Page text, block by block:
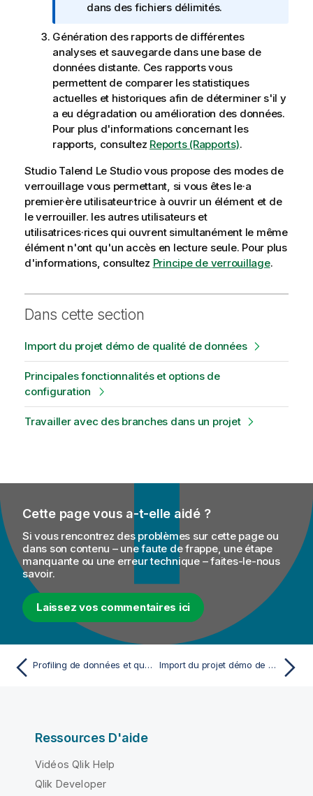
r
a
t
i
o
n
s
dans des fichiers délimités.
Génération des rapports de différentes
analyses et sauvegarde dans une base de
données distante. Ces rapports vous
permettent de comparer les statistiques
actuelles et historiques afin de déterminer s'il y
a eu dégradation ou amélioration des données.
Pour plus d'informations concernant les
rapports, consultez Reports (Rapports).
Studio Talend Le Studio vous propose des modes de
verrouillage vous permettant, si vous êtes le·a
premier·ère utilisateur·trice à ouvrir un élément et de
le verrouiller. les autres utilisateurs et
utilisatrices·rices qui ouvrent simultanément le même
élément n'ont qu'un accès en lecture seule. Pour plus
d'informations, consultez Principe de verrouillage.
Dans cette section
Import du projet démo de qualité de données
Principales fonctionnalités et options de
configuration
Travailler avec des branches dans un projet
Cette page vous a-t-elle aidé ?
Si vous rencontrez des problèmes sur cette page ou
dans son contenu – une faute de frappe, une étape
manquante ou une erreur technique – faites-le-nous
savoir.
Laissez vos commentaires ici
Profiling de données et qualité de données Import du projet démo de qualité de données
Ressources D'aide
Vidéos Qlik Help
Qlik Developer